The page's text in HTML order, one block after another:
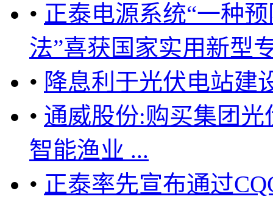
• 正泰电源系统“一种
法”喜获国家实用新型
• 降息利于光伏电站建
• 通威股份:购买集团光
智能渔业 ...
• 正泰率先宣布通过